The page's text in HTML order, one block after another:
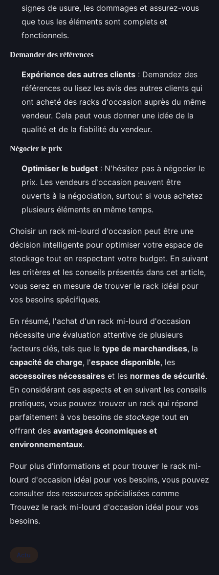
signes de usure, les dommages et assurez-vous
que tous les éléments sont complets et
fonctionnels.
Demander des références
Expérience des autres clients : Demandez des
références ou lisez les avis des autres clients qui
ont acheté des racks d'occasion auprès du même
vendeur. Cela peut vous donner une idée de la
qualité et de la fiabilité du vendeur.
Négocier le prix
Optimiser le budget : N'hésitez pas à négocier le
prix. Les vendeurs d'occasion peuvent être
ouverts à la négociation, surtout si vous achetez
plusieurs éléments en même temps.
Choisir un rack mi-lourd d'occasion peut être une
décision intelligente pour optimiser votre espace de
stockage tout en respectant votre budget. En suivant
les critères et les conseils présentés dans cet article,
vous serez en mesure de trouver le rack idéal pour
vos besoins spécifiques.
En résumé, l'achat d'un rack mi-lourd d'occasion
nécessite une évaluation attentive de plusieurs
facteurs clés, tels que le type de marchandises, la
capacité de charge, l'espace disponible, les
accessoires nécessaires et les normes de sécurité.
En considérant ces aspects et en suivant les conseils
pratiques, vous pouvez trouver un rack qui répond
parfaitement à vos besoins de stockage tout en
offrant des avantages économiques et
environnementaux.
Pour plus d'informations et pour trouver le rack mi-
lourd d'occasion idéal pour vos besoins, vous pouvez
consulter des ressources spécialisées comme
Trouvez le rack mi-lourd d'occasion idéal pour vos
besoins.
Actu